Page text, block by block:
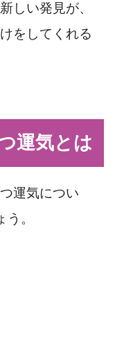
しい発見が、
をしてくれる
運気とは
運気につい
。